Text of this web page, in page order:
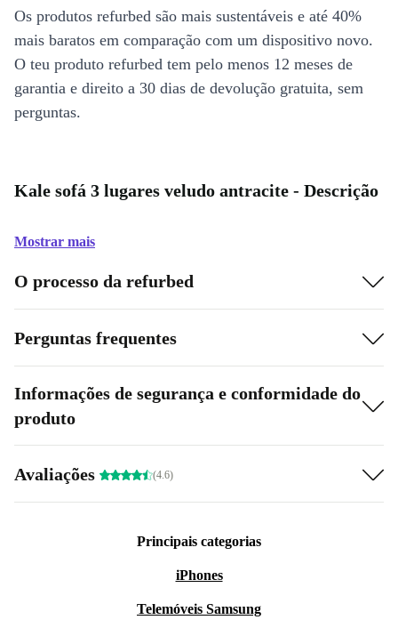
Os produtos refurbed são mais sustentáveis e até 40%
mais baratos em comparação com um dispositivo novo.
O teu produto refurbed tem pelo menos 12 meses de
garantia e direito a 30 dias de devolução gratuita, sem
perguntas.
Kale sofá 3 lugares veludo antracite - Descrição
Mostrar mais
O processo da refurbed
Perguntas frequentes
Informações de segurança e conformidade do
produto
Avaliações (4.6)
Principais categorias
iPhones
Telemóveis Samsung